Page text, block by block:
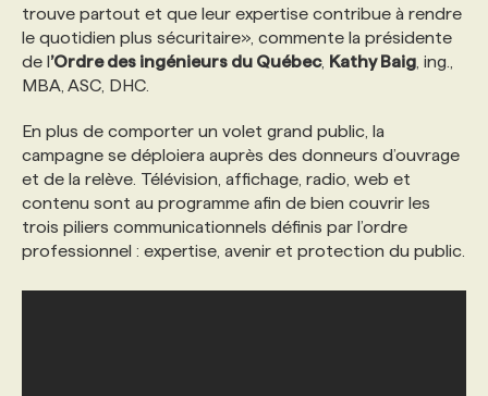
FAQ
ANNONCEZ AVEC NOUS
trouve partout et que leur expertise contribue à rendre
le quotidien plus sécuritaire», commente la présidente
de l’Ordre des ingénieurs du Québec, Kathy Baig , ing.,
MBA, ASC, DHC.
En plus de comporter un volet grand public, la
campagne se déploiera auprès des donneurs d’ouvrage
et de la relève. Télévision, affichage, radio, web et
contenu sont au programme afin de bien couvrir les
trois piliers communicationnels définis par l’ordre
professionnel : expertise, avenir et protection du public.